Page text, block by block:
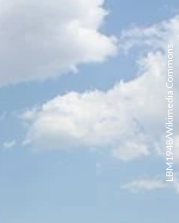
LBM1948/Wikimedia Commons